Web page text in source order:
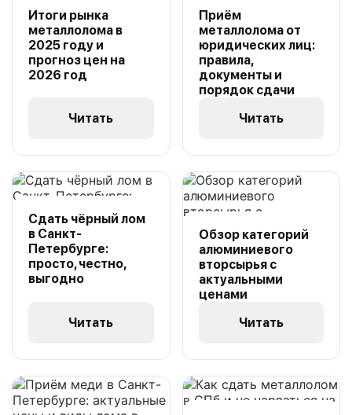
Итоги рынка
металлолома в
2025 году и
прогноз цен на
2026 год
Читать
Приём
металлолома от
юридических лиц:
правила,
документы и
порядок сдачи
Читать
Сдать чёрный лом
в Санкт-
Петербурге:
просто, честно,
выгодно
Читать
Обзор категорий
алюминиевого
вторсырья с
актуальными
ценами
Читать